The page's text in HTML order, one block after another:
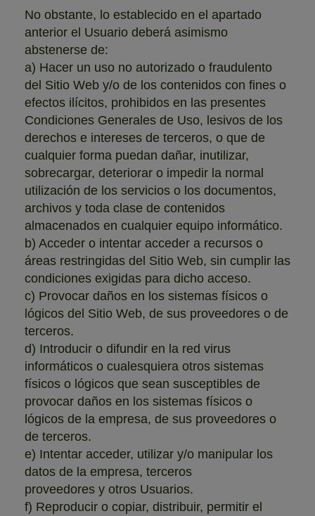
No obstante, lo establecido en el apartado
anterior el Usuario deberá asimismo
abstenerse de:
a) Hacer un uso no autorizado o fraudulento
del Sitio Web y/o de los contenidos con fines o
efectos ilícitos, prohibidos en las presentes
Condiciones Generales de Uso, lesivos de los
derechos e intereses de terceros, o que de
cualquier forma puedan dañar, inutilizar,
sobrecargar, deteriorar o impedir la normal
utilización de los servicios o los documentos,
archivos y toda clase de contenidos
almacenados en cualquier equipo informático.
b) Acceder o intentar acceder a recursos o
áreas restringidas del Sitio Web, sin cumplir las
condiciones exigidas para dicho acceso.
c) Provocar daños en los sistemas físicos o
lógicos del Sitio Web, de sus proveedores o de
terceros.
d) Introducir o difundir en la red virus
informáticos o cualesquiera otros sistemas
físicos o lógicos que sean susceptibles de
provocar daños en los sistemas físicos o
lógicos de la empresa, de sus proveedores o
de terceros.
e) Intentar acceder, utilizar y/o manipular los
datos de la empresa, terceros
proveedores y otros Usuarios.
f) Reproducir o copiar, distribuir, permitir el